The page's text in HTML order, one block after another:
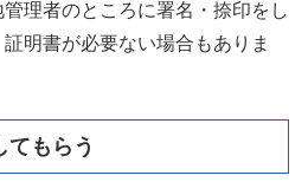
理者のところに署名・捺印をし
明書が必要ない場合もありま
てもらう